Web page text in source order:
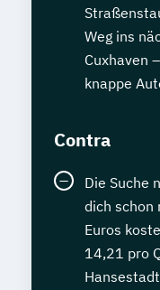
Weg ins
Cuxhaven
knappe
Contra
Die Suche
dich schon
Euros
14,21 pro